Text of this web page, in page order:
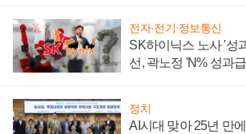
전자·전기·정보통신
SK하이닉스 노사 '성
선, 곽노정 'N% 성과
정치
AI시대 맞아 25년 만